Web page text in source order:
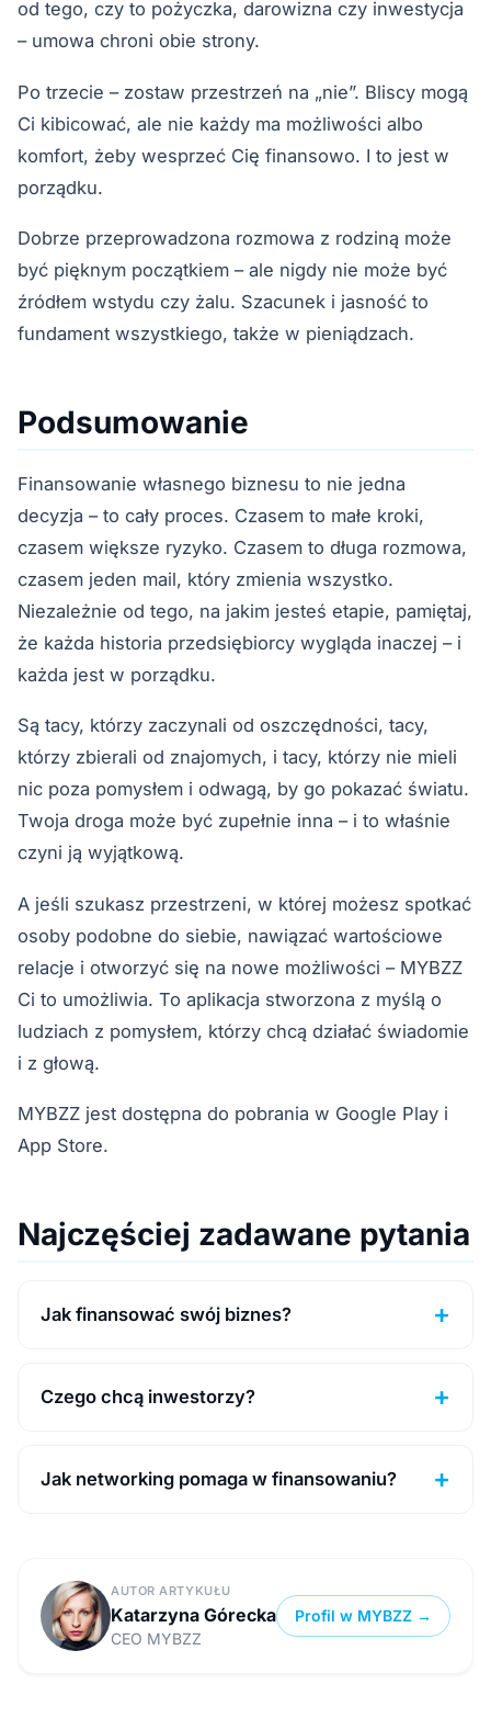
od tego, czy to pożyczka, darowizna czy inwestycja
– umowa chroni obie strony.
Po trzecie – zostaw przestrzeń na „nie”. Bliscy mogą
Ci kibicować, ale nie każdy ma możliwości albo
komfort, żeby wesprzeć Cię finansowo. I to jest w
porządku.
Dobrze przeprowadzona rozmowa z rodziną może
być pięknym początkiem – ale nigdy nie może być
źródłem wstydu czy żalu. Szacunek i jasność to
fundament wszystkiego, także w pieniądzach.
Podsumowanie
Finansowanie własnego biznesu to nie jedna
decyzja – to cały proces. Czasem to małe kroki,
czasem większe ryzyko. Czasem to długa rozmowa,
czasem jeden mail, który zmienia wszystko.
Niezależnie od tego, na jakim jesteś etapie, pamiętaj,
że każda historia przedsiębiorcy wygląda inaczej – i
każda jest w porządku.
Są tacy, którzy zaczynali od oszczędności, tacy,
którzy zbierali od znajomych, i tacy, którzy nie mieli
nic poza pomysłem i odwagą, by go pokazać światu.
Twoja droga może być zupełnie inna – i to właśnie
czyni ją wyjątkową.
A jeśli szukasz przestrzeni, w której możesz spotkać
osoby podobne do siebie, nawiązać wartościowe
relacje i otworzyć się na nowe możliwości – MYBZZ
Ci to umożliwia. To aplikacja stworzona z myślą o
ludziach z pomysłem, którzy chcą działać świadomie
i z głową.
MYBZZ jest dostępna do pobrania w Google Play i
App Store.
Najczęściej zadawane pytania
Jak finansować swój biznes?
Czego chcą inwestorzy?
Jak networking pomaga w finansowaniu?
AUTOR ARTYKUŁU
Katarzyna Górecka
CEO MYBZZ
Profil w MYBZZ →